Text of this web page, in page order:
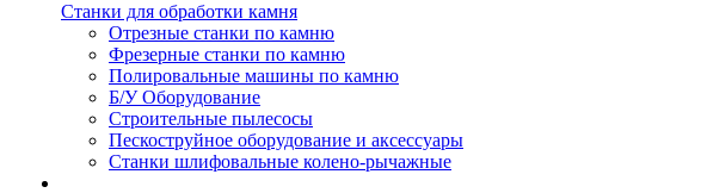
Станки для обработки камня
Отрезные станки по камню
Фрезерные станки по камню
Полировальные машины по камню
Б/У Оборудование
Строительные пылесосы
Пескоструйное оборудование и аксессуары
Станки шлифовальные колено-рычажные